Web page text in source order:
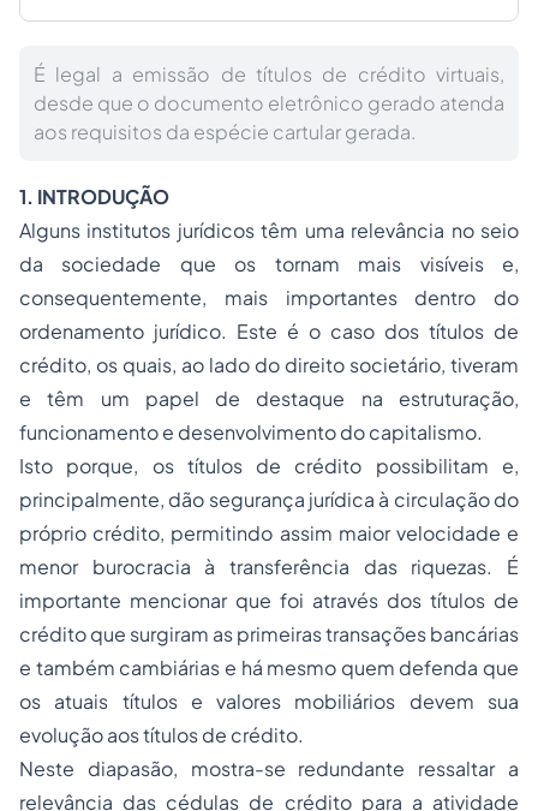
É legal a emissão de títulos de crédito virtuais,
desde que o documento eletrônico gerado atenda
aos requisitos da espécie cartular gerada.
1. INTRODUÇÃO
Alguns institutos jurídicos têm uma relevância no seio
da sociedade que os tornam mais visíveis e,
consequentemente, mais importantes dentro do
ordenamento jurídico. Este é o caso dos títulos de
crédito, os quais, ao lado do direito societário, tiveram
e têm um papel de destaque na estruturação,
funcionamento e desenvolvimento do capitalismo.
Isto porque, os títulos de crédito possibilitam e,
principalmente, dão segurança jurídica à circulação do
próprio crédito, permitindo assim maior velocidade e
menor burocracia à transferência das riquezas. É
importante mencionar que foi através dos títulos de
crédito que surgiram as primeiras transações bancárias
e também cambiárias e há mesmo quem defenda que
os atuais títulos e valores mobiliários devem sua
evolução aos títulos de crédito.
Neste diapasão, mostra-se redundante ressaltar a
relevância das cédulas de crédito para a atividade